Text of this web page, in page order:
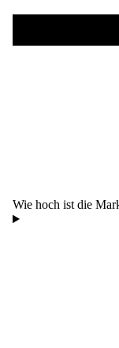
Wie hoch ist die